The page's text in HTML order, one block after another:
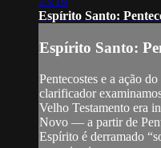
Espírito Santo:
Espírito Santo:
Pentecostes e a ação
clarificador
Velho Testamento era
Novo — a partir de
Espírito é derramado